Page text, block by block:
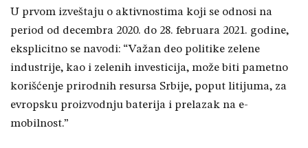
U prvom izveštaju o aktivnostima koji se odnosi na
period od decembra 2020. do 28. februara 2021. godine,
eksplicitno se navodi: “Važan deo politike zelene
industrije, kao i zelenih investicija, može biti pametno
korišćenje prirodnih resursa Srbije, poput litijuma, za
evropsku proizvodnju baterija i prelazak na e-
mobilnost.”